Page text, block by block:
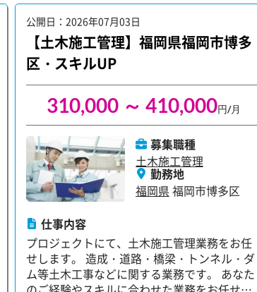
公開日：2026年07月03日
【土木施工管理】福岡県福岡市博多
区・スキルUP
310,000 ～ 410,000円/月
募集職種
土木施工管理
勤務地
福岡県 福岡市博多区
仕事内容
プロジェクトにて、土木施工管理業務をお任
せします。 造成・道路・橋梁・トンネル・ダ
ム等土木工事などに関する業務です。 あなた